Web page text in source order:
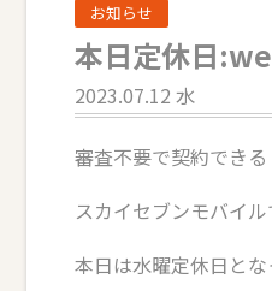
お知らせ
本日定休日
2023.07.12 水
審査不要で契約できる
スカイセブンモバイ
本日は水曜定休日と